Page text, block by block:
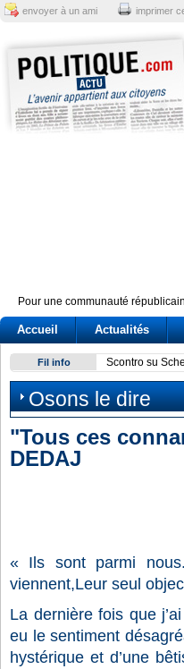
envoyer à un ami imprimer
Pour une communauté
Accueil Actualités
Fil info Scontro su
Osons le dire
"Tous ces
DEDAJ
« Ils sont parmi
viennent,Leur seul
La dernière fois que
eu le sentiment
hystérique et d’une